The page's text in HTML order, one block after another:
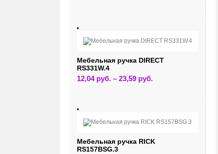
на
товара.
Мебельная ручка DIRECT
RS331W.4
12,04 руб. –23,59 руб.
можно
выбрать
странице
товара.
Мебельная ручка RICK
RS157BSG.3